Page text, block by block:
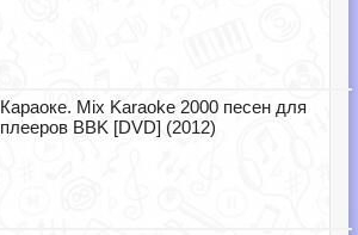
Караоке. Mix Karaoke 2000 песен для
плееров BBK [DVD] (2012)